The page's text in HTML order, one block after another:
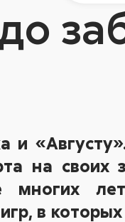
и
на своих
в